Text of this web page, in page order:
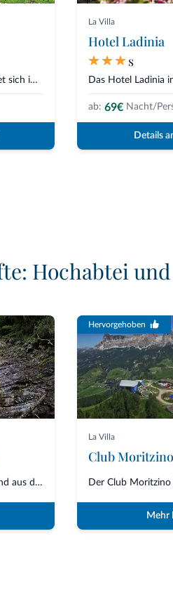
Das Hotel Dolomiti befindet sich in einer ruhigen Panoramalage in Stern, in...
La Villa
Hotel Ladinia
s
ab: 69€ Nacht/
Details
Hochabtei
Dolomitioutdoorlife entstand aus der Freundschaft und Zusammenarbeit von Fa...
Hervorgehoben
La Villa
Mehr